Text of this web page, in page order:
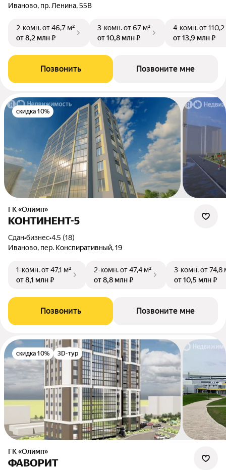
Иваново, пр. Ленина, 55В
2-комн.от 46,7 м²
от 8,2 млн ₽
3-комн.от 67 м²
от 10,8 млн ₽
4-комн.от
от 13,9 млн ₽
Позвонить Позвоните мне
скидка 10%
ГК «Олимп»
КОНТИНЕНТ-5
Сдан•бизнес•4.5 (18)
Иваново, пер. Конспиративный, 19
1-комн.от 47,1 м²
от 8,1 млн ₽
2-комн.от 47,4 м²
от 8,8 млн ₽
3-комн.от 74,8
от 10,5 млн ₽
Позвонить Позвоните мне
скидка 10% 3D-тур
ГК «Олимп»
ФАВОРИТ